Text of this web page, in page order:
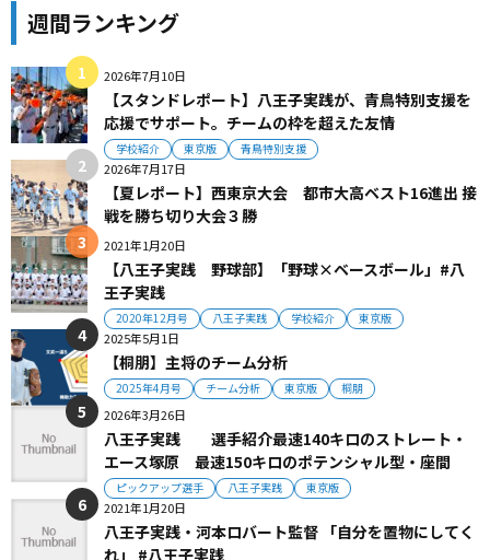
週間ランキング
2026年7月10日
【スタンドレポート】八王子実践が、青鳥特別支援を
応援でサポート。チームの枠を超えた友情
学校紹介 東京版 青鳥特別支援
2026年7月17日
【夏レポート】西東京大会 都市大高ベスト16進出 接
戦を勝ち切り大会３勝
2021年1月20日
【八王子実践 野球部】「野球×ベースボール」#八
王子実践
2020年12月号 八王子実践 学校紹介 東京版
2025年5月1日
【桐朋】主将のチーム分析
2025年4月号 チーム分析 東京版 桐朋
2026年3月26日
八王子実践 選手紹介最速140キロのストレート・
エース塚原 最速150キロのポテンシャル型・座間
ピックアップ選手 八王子実践 東京版
2021年1月20日
八王子実践・河本ロバート監督 「自分を置物にしてく
れ」 #八王子実践